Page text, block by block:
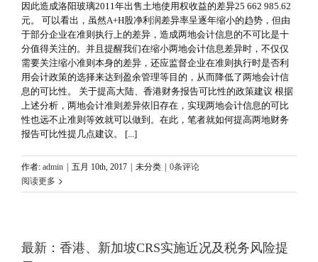
因此造成洛阳玻璃2011年出售土地使用权收益的差异25 662 985.62
元。 可以看出，虽然A+H股净利润差异率呈逐年缩小的趋势，但由
于部分企业在准则执行上的差异，造成两地会计信息的不可比是十
分值得关注的。并且提醒我们在缩小两地会计信息差异时，不仅仅
需要关注缩小准则本身的差异，还应监督企业在准则执行时是否利
用会计政策的选择来达到盈余管理等目的，从而降低了两地会计信
息的可比性。 关于提高大陆、香港财务报告可比性的政策建议 根据
上述分析，两地会计准则差异依旧存在，实现两地会计信息的可比
性也远不止准则等效就可以做到。在此，笔者就如何提高两地财务
报告可比性提几点建议。 [...]
作者: admin 五月 10th, 2017 未分类
0条评论
阅读更多
最新：香港、新加坡CRS实施近况及税务风险提